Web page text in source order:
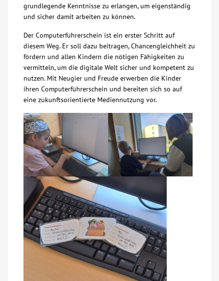
AWO BB Süd
grundlegende Kenntnisse zu erlangen, um eigenständig
und sicher damit arbeiten zu können.
Der Computerführerschein ist ein erster Schritt auf
diesem Weg. Er soll dazu beitragen, Chancengleichheit zu
fördern und allen Kindern die nötigen Fähigkeiten zu
vermitteln, um die digitale Welt sicher und kompetent zu
nutzen. Mit Neugier und Freude erwerben die Kinder
ihren Computerführerschein und bereiten sich so auf
eine zukunftsorientierte Mediennutzung vor.